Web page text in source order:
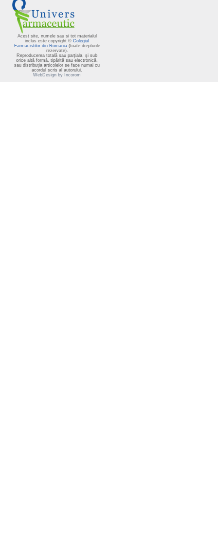
Acest site, numele sau si tot materialul
inclus este copyright © Colegiul
Farmacistilor din Romania (toate drepturile
rezervate).
Reproducerea totală sau parțiala, și sub
orice altă formă, tipărită sau electronică,
sau distribuția articolelor se face numai cu
acordul scris al autorului.
WebDesign by Incorom